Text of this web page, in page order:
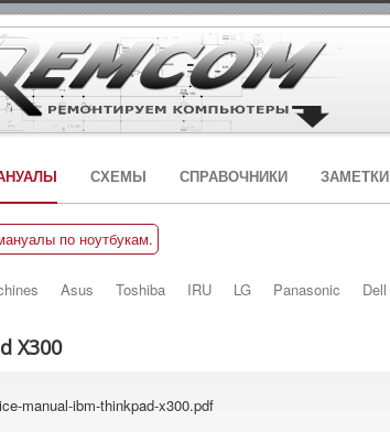
СХЕМЫ СПРАВОЧНИКИ ЗАМЕТКИ
по ноутбукам.
Asus Toshiba IRU LG Panasonic Dell
X300
manual-ibm-thinkpad-x300.pdf